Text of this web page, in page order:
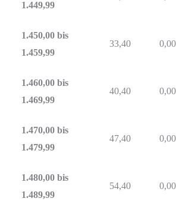
1.449,99
1.450,00 bis
1.459,99
33,40 0,00
1.460,00 bis
1.469,99
40,40 0,00
1.470,00 bis
1.479,99
47,40 0,00
1.480,00 bis
1.489,99
54,40 0,00